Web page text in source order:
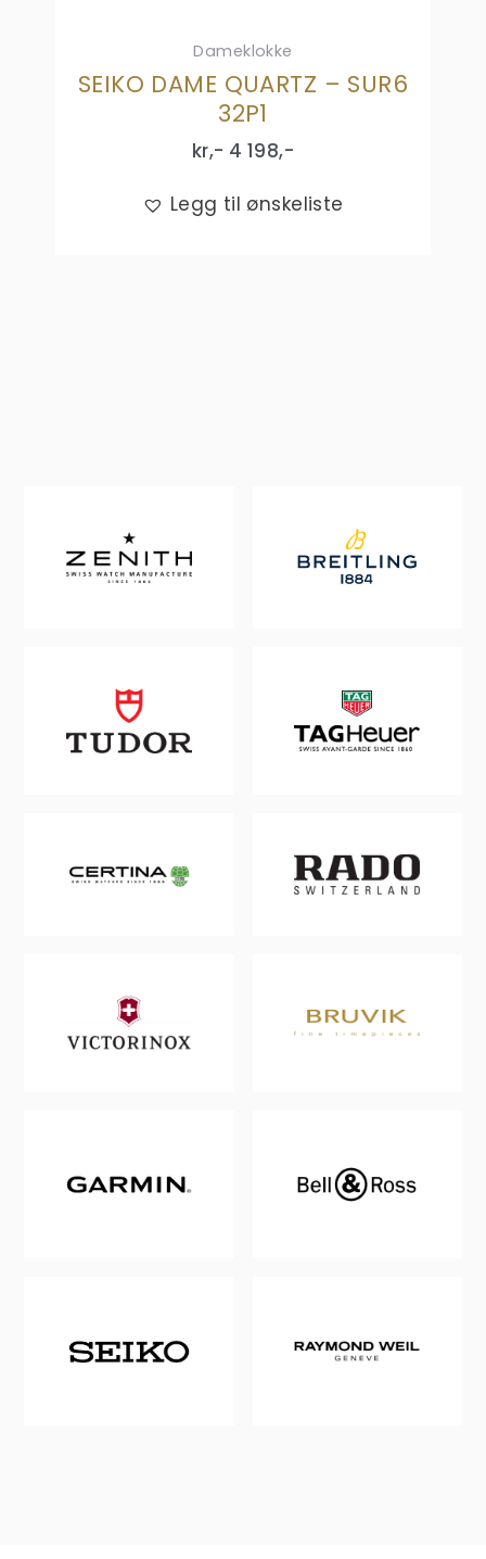
Dameklokke
SEIKO DAME QUARTZ – SUR6
32P1
kr,- 4 198,-
Legg til ønskeliste